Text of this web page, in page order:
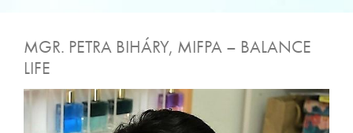
MGR. PETRA BIHÁRY, MIFPA – BALANCE
LIFE